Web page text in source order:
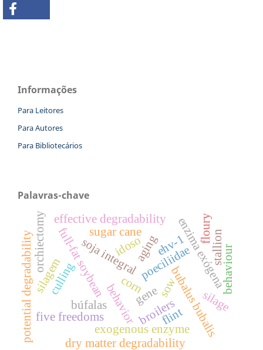
Informações
Para Leitores
Para Autores
Para Bibliotecários
Palavras-chave
poeciliidae
aging
gene
búfalas bubalus bubalis
enzima exógena
soja integral
broilers
exogenous enzyme
full-fat soybean idoso
behavior
culling behaviour
five freedoms
effective degradability
potential degradability dry matter degradability
sugar cane
ehv-1
silagem
stallion
orchiectomy
corn sow
floury
flint
silage